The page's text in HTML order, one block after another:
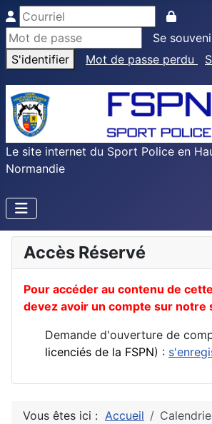
Se
S'identifier
Mot de passe perdu
Le site internet du Sport Police en
Normandie
Accès Réservé
Pour accéder au contenu de
devez avoir un compte sur notre
Demande d'ouverture de
licenciés de la FSPN) :
Vous êtes ici : Accueil